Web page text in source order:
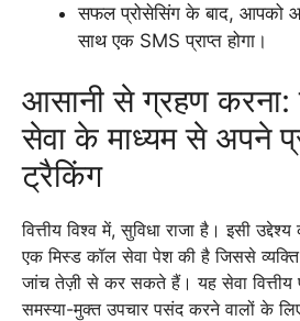
सफल प्रोसेसिंग के बाद, आपको
साथ एक SMS प्राप्त होगा।
आसानी से ग्रहण करना:
सेवा के माध्यम से अपने
ट्रैकिंग
वित्तीय विश्व में, सुविधा राजा है। इसी
एक मिस्ड कॉल सेवा पेश की है जिससे
जांच तेज़ी से कर सकते हैं। यह सेवा
समस्या-मुक्त उपचार पसंद करने वालों के